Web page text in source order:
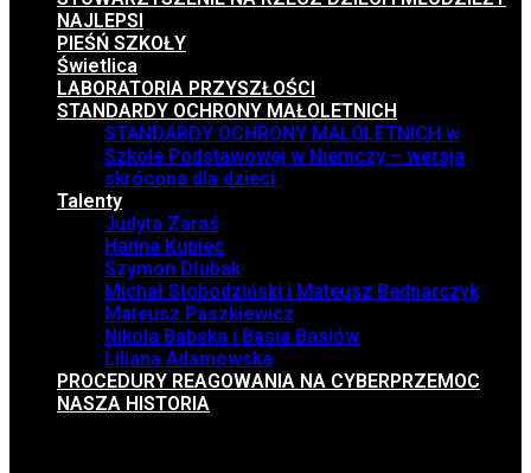
NAJLEPSI
PIEŚŃ SZKOŁY
Świetlica
LABORATORIA PRZYSZŁOŚCI
STANDARDY OCHRONY MAŁOLETNICH
STANDARDY OCHRONY MAŁOLETNICH w
Szkole Podstawowej w Niemczy – wersja
skrócona dla dzieci.
Talenty
Judyta Zaraś
Hanna Kupiec
Szymon Dłubak
Michał Słobodziński i Mateusz Bednarczyk
Mateusz Paszkiewicz
Nikola Babska i Basia Basiów
Liliana Adamowska
PROCEDURY REAGOWANIA NA CYBERPRZEMOC
NASZA HISTORIA